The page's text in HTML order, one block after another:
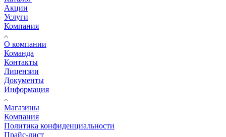
Акции
Услуги
Компания
О компании
Команда
Контакты
Лицензии
Документы
Информация
Магазины
Компания
Политика конфиденциальности
Прайс-лист